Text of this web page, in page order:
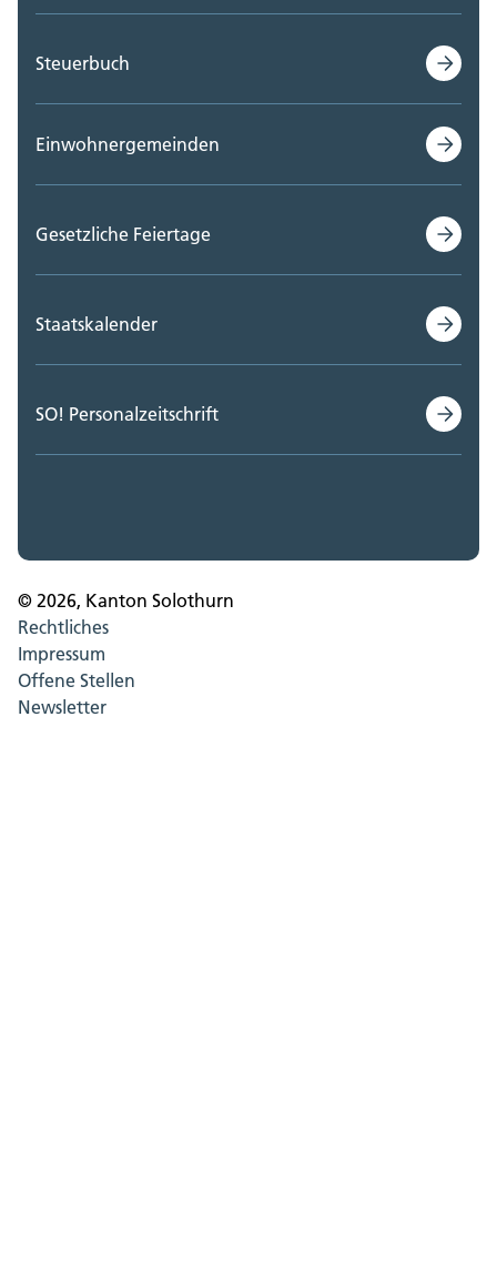
Steuerbuch
Einwohnergemeinden
Gesetzliche Feiertage
Staatskalender
SO! Personalzeitschrift
© 2026, Kanton Solothurn
Rechtliches
Impressum
Offene Stellen
Newsletter